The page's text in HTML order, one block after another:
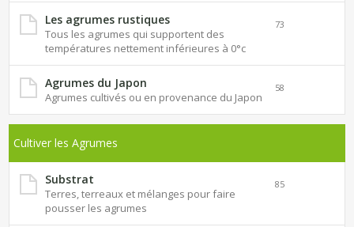
Les agrumes rustiques
Tous les agrumes qui supportent des
températures nettement inférieures à 0°c
73
Agrumes du Japon
Agrumes cultivés ou en provenance du Japon
58
Cultiver les Agrumes
Substrat
Terres, terreaux et mélanges pour faire
pousser les agrumes
85